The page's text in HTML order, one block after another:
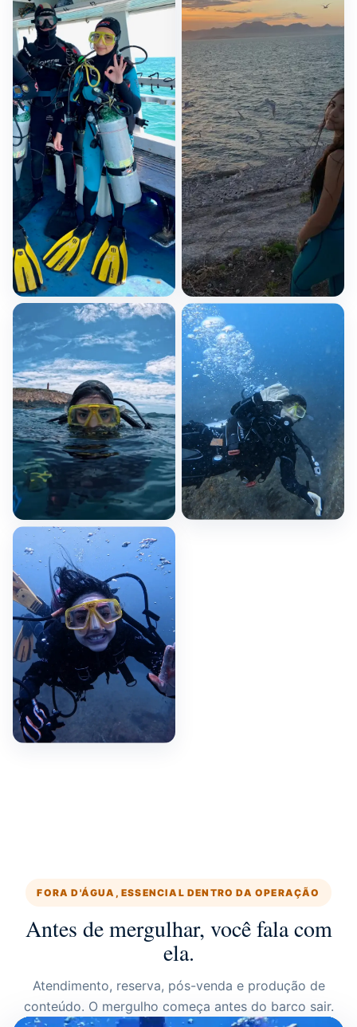
FORA D'ÁGUA, ESSENCIAL DENTRO DA OPERAÇÃO
Antes de mergulhar, você fala com
ela.
Atendimento, reserva, pós-venda e produção de
conteúdo. O mergulho começa antes do barco sair.